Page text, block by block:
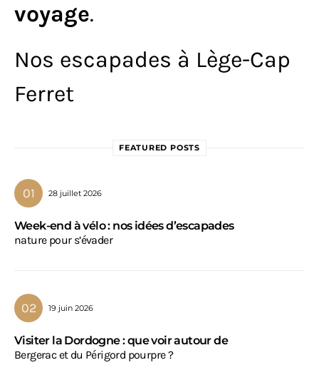
voyage.
Nos escapades à Lège-Cap
Ferret
FEATURED POSTS
28 juillet 2026
Week-end à vélo : nos idées d’escapades
nature pour s’évader
19 juin 2026
Visiter la Dordogne : que voir autour de
Bergerac et du Périgord pourpre ?